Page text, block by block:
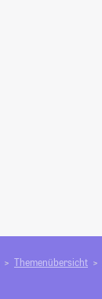
Themenübersicht